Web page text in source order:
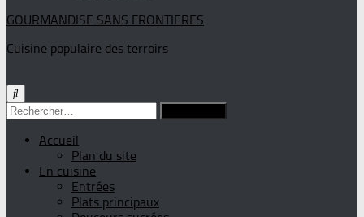
GOURMANDISE SANS FRONTIERES
Cuisine populaire des terroirs
Rechercher :
Accueil
Plan du site
En cuisine
Entrées
Plats principaux